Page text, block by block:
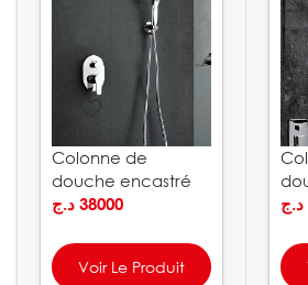
Colonne de
douche encastré
OSLO IMEX
38000 د.ج
Voir Le Produit
د.ج